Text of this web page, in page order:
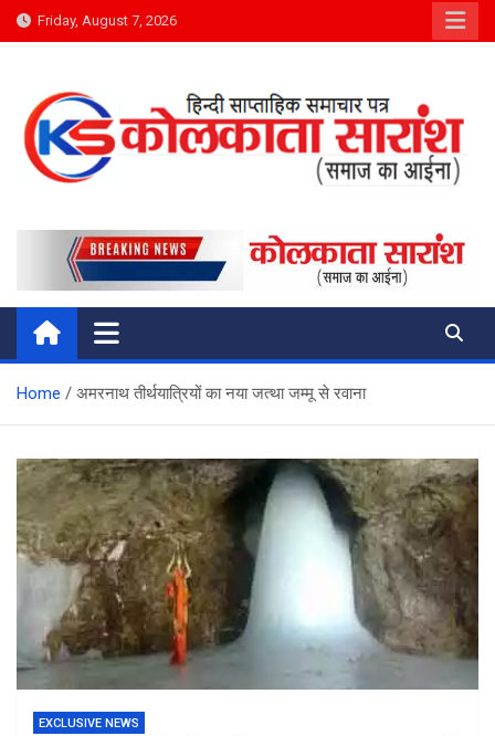
Skip
to
Friday, August 7, 2026
Kolkata Saransh News
समाज का आईना
Home अमरनाथ तीर्थयात्रियों का नया जत्था जम्मू से रवाना
EXCLUSIVE NEWS